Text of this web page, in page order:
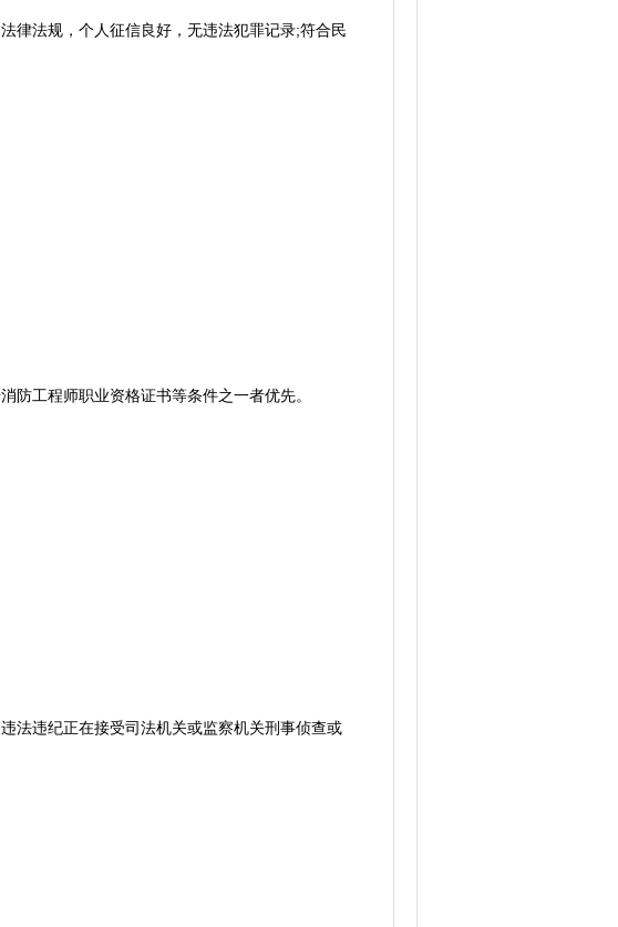
法规，个人征信良好，无违法犯罪记录;符合民
工程师职业资格证书等条件之一者优先。
违纪正在接受司法机关或监察机关刑事侦查或